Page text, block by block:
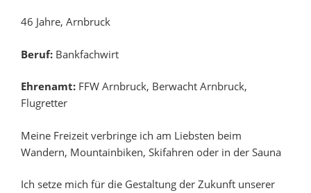
46 Jahre, Arnbruck
Beruf: Bankfachwirt
Ehrenamt: FFW Arnbruck, Berwacht Arnbruck,
Flugretter
Meine Freizeit verbringe ich am Liebsten beim
Wandern, Mountainbiken, Skifahren oder in der Sauna
Ich setze mich für die Gestaltung der Zukunft unserer